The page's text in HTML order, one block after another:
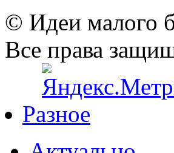
© Идеи малого
Все права
Разное